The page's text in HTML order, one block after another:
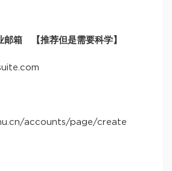
邮箱 【推荐但是需要科学】
accounts/page/create